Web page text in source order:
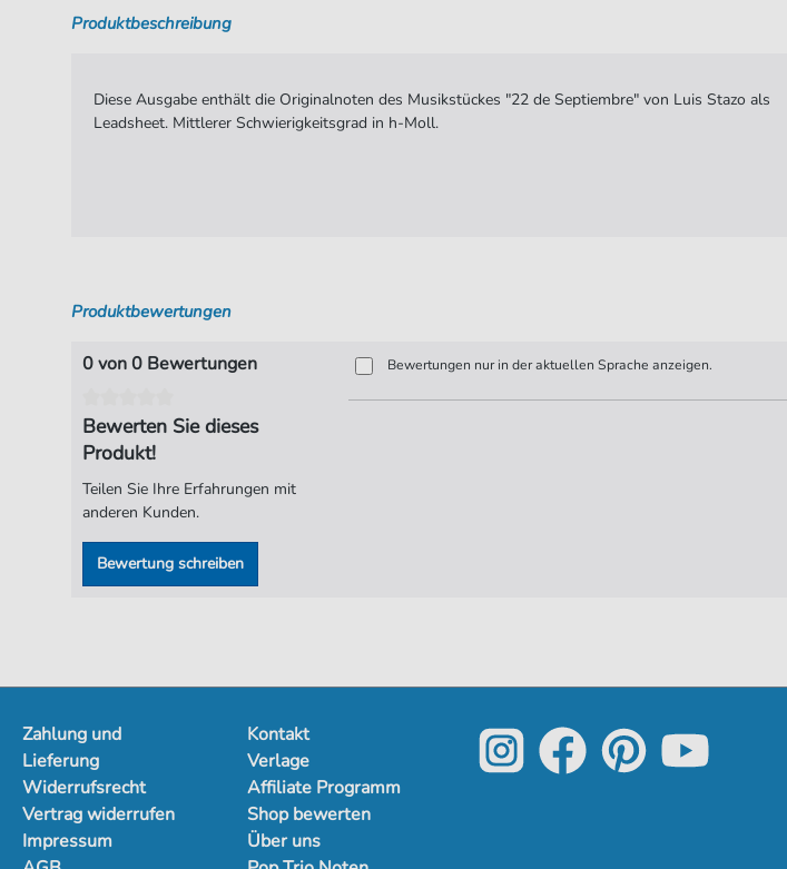
Produktbeschreibung
Diese Ausgabe enthält die Originalnoten des Musikstückes "22 de Septiembre" von Luis Stazo als
Leadsheet. Mittlerer Schwierigkeitsgrad in h-Moll.
Produktbewertungen
0 von 0 Bewertungen
Bewerten Sie dieses
Produkt!
Teilen Sie Ihre Erfahrungen mit
anderen Kunden.
Bewertung schreiben
Bewertungen nur in der aktuellen Sprache anzeigen.
Zahlung und
Lieferung
Widerrufsrecht
Vertrag widerrufen
Impressum
Kontakt
Verlage
Affiliate Programm
Shop bewerten
Über uns